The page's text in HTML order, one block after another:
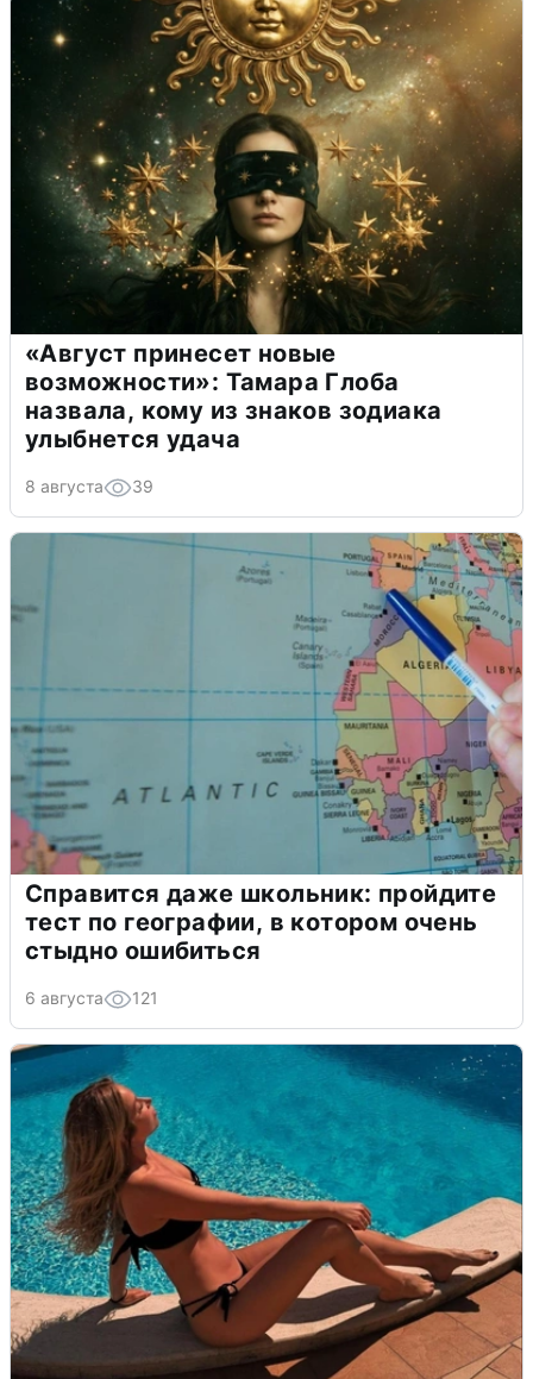
«Август принесет новые
возможности»: Тамара Глоба
назвала, кому из знаков зодиака
улыбнется удача
8 августа 39
Справится даже школьник: пройдите
тест по географии, в котором очень
стыдно ошибиться
6 августа 121